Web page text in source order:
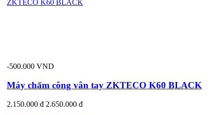
-500.000 VND
Máy chấm công vân tay ZKTECO K60 BLACK
2.150.000 đ 2.650.000 đ